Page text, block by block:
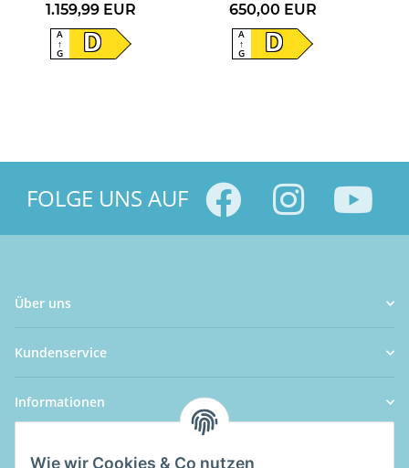
1.159,99 EUR
D
A
↑
G
650,00 EUR
D
A
↑
G
FOLGE UNS AUF
Über uns
Kundenservice
Informationen
Wie wir Cookies & Co nutzen